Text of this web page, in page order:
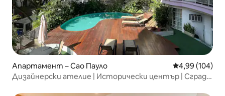
Апартамент – Сао Пауло Средна
4,99 (104)
Дизайнерски ателие | Исторически център | Сграда